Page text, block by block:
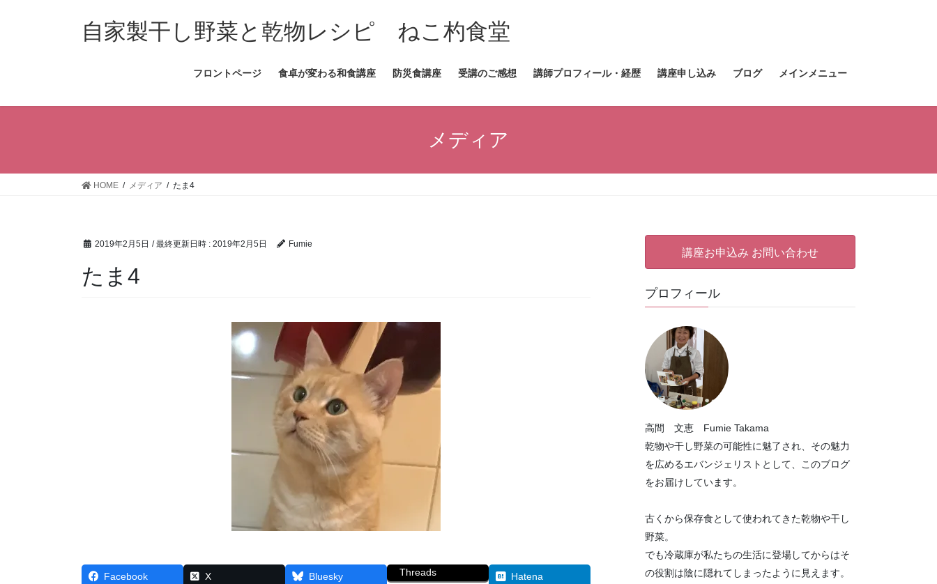
ス
ン
自家製干し野菜と乾物レシピ ねこ杓食堂
フロントページ 食卓が変わる和食講座 防災食講座 受講のご感想 講師プロフィール・経歴 講座申し込み ブログ メインメニュー
メディア
HOME メディア たま4
2019年2月5日 / 最終更新日時 : 2019年2月5日 Fumie
たま4
Facebook X Bluesky Threads Hatena
講座お申込み お問い合わせ
プロフィール
高間 文恵 Fumie Takama
乾物や干し野菜の可能性に魅了され、その魅力
を広めるエバンジェリストとして、このブログ
をお届けしています。
古くから保存食として使われてきた乾物や干し
野菜。
でも冷蔵庫が私たちの生活に登場してからはそ
の役割は陰に隠れてしまったように見えます。